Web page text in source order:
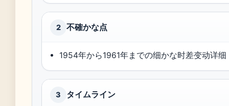
2 不確かな点
1954年から1961年までの细かな时差变动详细
3 タイムライン